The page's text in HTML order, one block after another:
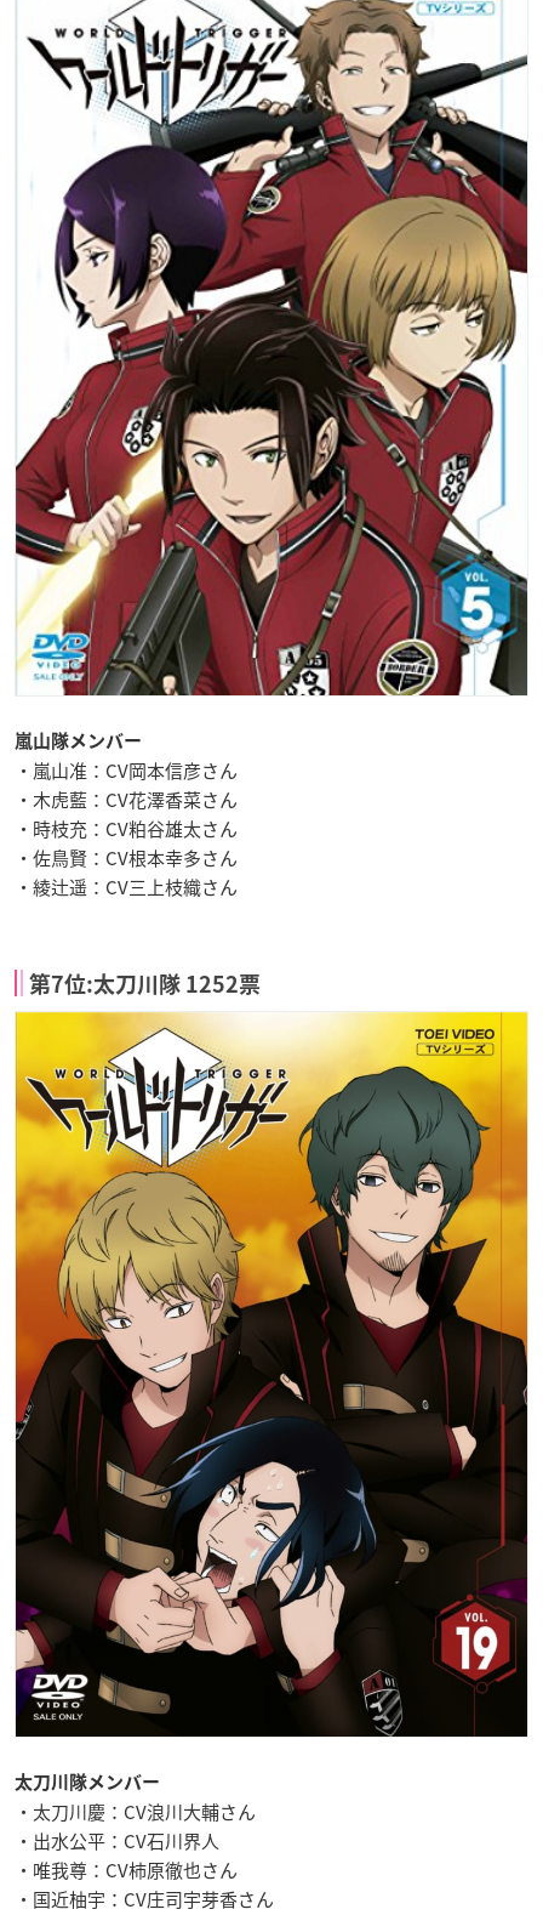
嵐山隊メンバー
・嵐山准：CV岡本信彦さん
・木虎藍：CV花澤香菜さん
・時枝充：CV粕谷雄太さん
・佐鳥賢：CV根本幸多さん
・綾辻遥：CV三上枝織さん
第7位:太刀川隊 1252票
太刀川隊メンバー
・太刀川慶：CV浪川大輔さん
・出水公平：CV石川界人
・唯我尊：CV柿原徹也さん
・国近柚宇：CV庄司宇芽香さん